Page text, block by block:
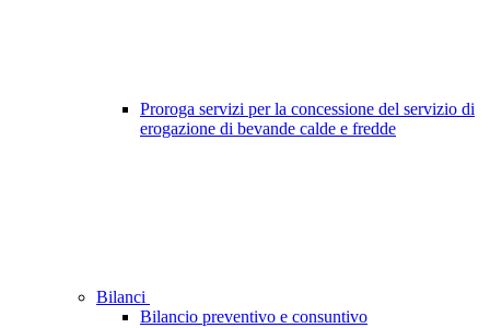
Proroga servizi per la concessione del servizio di
erogazione di bevande calde e fredde
Bilanci
Bilancio preventivo e consuntivo